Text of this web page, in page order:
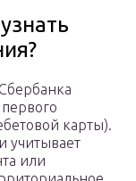
карты).
учитывает
или